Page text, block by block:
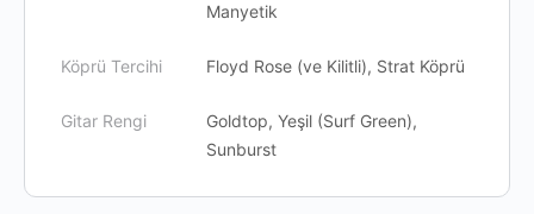
Manyetik
Köprü Tercihi Floyd Rose (ve Kilitli), Strat Köprü
Gitar Rengi
Goldtop, Yeşil (Surf Green),
Sunburst